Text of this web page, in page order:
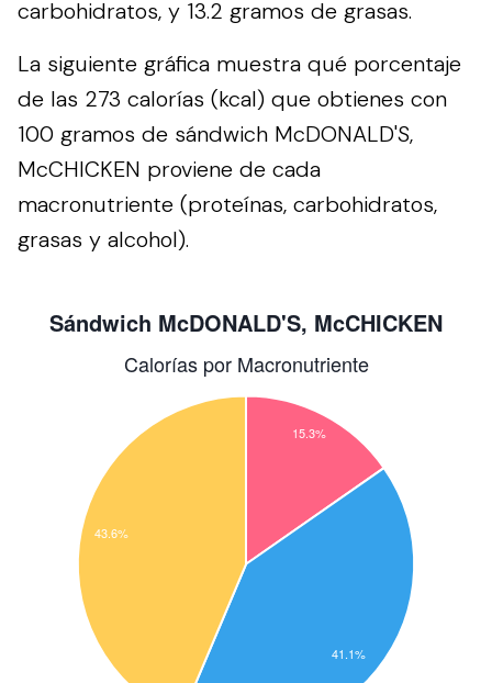
carbohidratos, y 13.2 gramos de grasas.
La siguiente gráfica muestra qué porcentaje
de las 273 calorías (kcal) que obtienes con
100 gramos de sándwich McDONALD'S,
McCHICKEN proviene de cada
macronutriente (proteínas, carbohidratos,
grasas y alcohol).